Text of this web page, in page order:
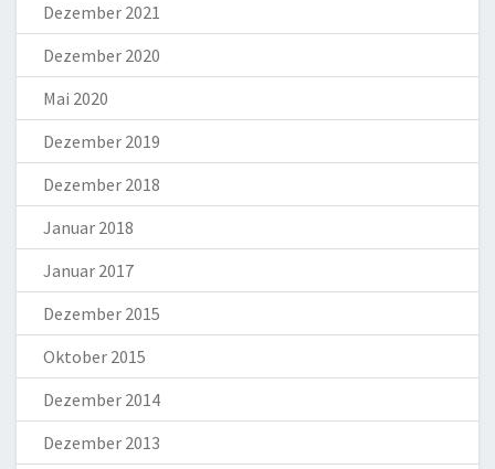
Dezember 2021
Dezember 2020
Mai 2020
Dezember 2019
Dezember 2018
Januar 2018
Januar 2017
Dezember 2015
Oktober 2015
Dezember 2014
Dezember 2013